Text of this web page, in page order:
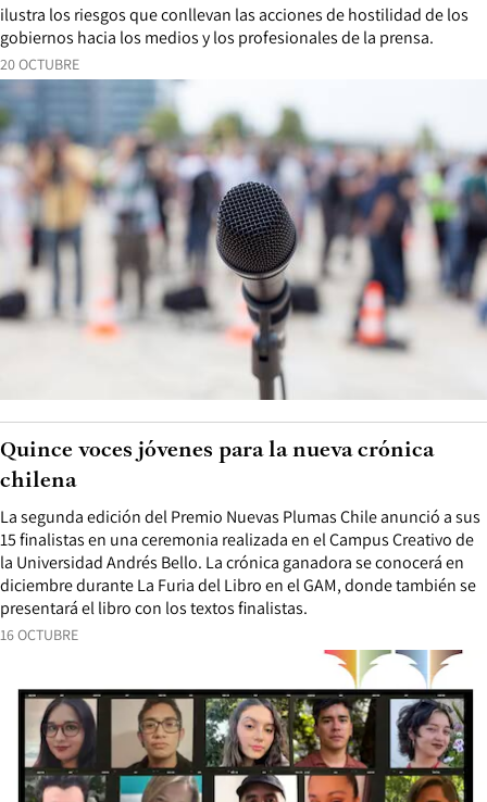
20 OCTUBRE
ilustra los riesgos que conllevan las acciones de hostilidad de los
gobiernos hacia los medios y los profesionales de la prensa.
16 OCTUBRE
La segunda edición del Premio Nuevas Plumas Chile anunció a sus
15 finalistas en una ceremonia realizada en el Campus Creativo de
la Universidad Andrés Bello. La crónica ganadora se conocerá en
diciembre durante La Furia del Libro en el GAM, donde también se
presentará el libro con los textos finalistas.
Quince voces jóvenes para la nueva crónica
chilena